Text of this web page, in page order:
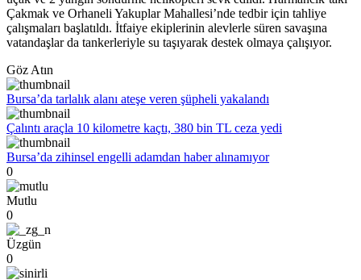
Çakmak ve Orhaneli Yakuplar Mahallesi’nde tedbir için tahliye
çalışmaları başlatıldı. İtfaiye ekiplerinin alevlerle süren savaşına
vatandaşlar da tankerleriyle su taşıyarak destek olmaya çalışıyor.
Göz Atın
Bursa’da tarlalık alanı ateşe veren şüpheli yakalandı
Çalıntı araçla 10 kilometre kaçtı, 380 bin TL ceza yedi
Bursa’da zihinsel engelli adamdan haber alınamıyor
0
Mutlu
0
Üzgün
0